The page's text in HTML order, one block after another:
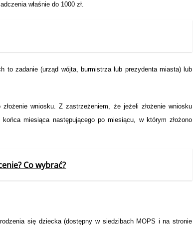
właśnie do 1000 zł.
to zadanie (urząd wójta, burmistrza lub prezydenta miasta) lub
wniosku. Z zastrzeżeniem, że jeżeli złożenie wniosku
miesiąca następującego po miesiącu, w którym złożono
Co wybrać?
się dziecka (dostępny w siedzibach MOPS i na stronie